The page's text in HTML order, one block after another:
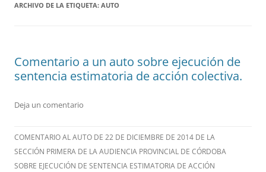
ARCHIVO DE LA ETIQUETA: AUTO
Comentario a un auto sobre ejecución de
sentencia estimatoria de acción colectiva.
Deja un comentario
COMENTARIO AL AUTO DE 22 DE DICIEMBRE DE 2014 DE LA
SECCIÓN PRIMERA DE LA AUDIENCIA PROVINCIAL DE CÓRDOBA
SOBRE EJECUCIÓN DE SENTENCIA ESTIMATORIA DE ACCIÓN